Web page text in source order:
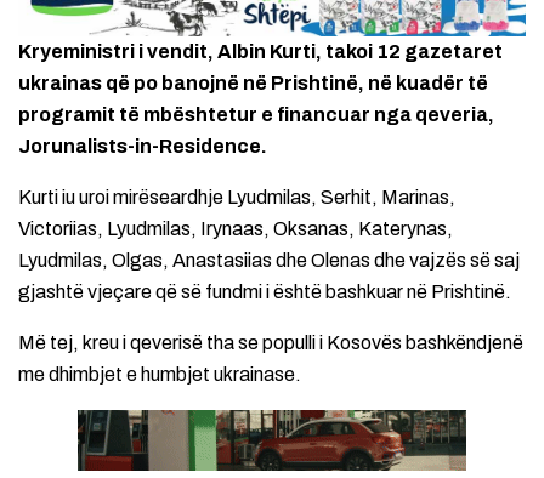
Kryeministri i vendit, Albin Kurti, takoi 12 gazetaret
ukrainas që po banojnë në Prishtinë, në kuadër të
programit të mbështetur e financuar nga qeveria,
Jorunalists-in-Residence.
Kurti iu uroi mirëseardhje Lyudmilas, Serhit, Marinas,
Victoriias, Lyudmilas, Irynaas, Oksanas, Katerynas,
Lyudmilas, Olgas, Anastasiias dhe Olenas dhe vajzës së saj
gjashtë vjeçare që së fundmi i është bashkuar në Prishtinë.
Më tej, kreu i qeverisë tha se populli i Kosovës bashkëndjenë
me dhimbjet e humbjet ukrainase.